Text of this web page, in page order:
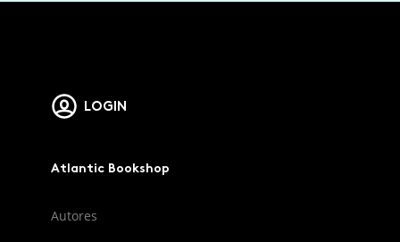
LOGIN
Atlantic Bookshop
Autores